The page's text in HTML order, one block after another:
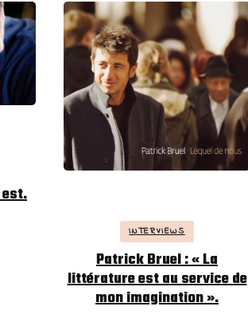
INTERVIEWS
Patrick Bruel : « La
littérature est au service de
mon imagination ».